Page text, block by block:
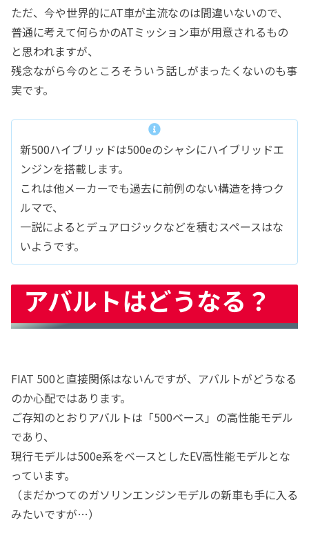
ただ、今や世界的にAT車が主流なのは間違いないので、
普通に考えて何らかのATミッション車が用意されるもの
と思われますが、
残念ながら今のところそういう話しがまったくないのも事
実です。
新500ハイブリッドは500eのシャシにハイブリッドエ
ンジンを搭載します。
これは他メーカーでも過去に前例のない構造を持つク
ルマで、
一説によるとデュアロジックなどを積むスペースはな
いようです。
アバルトはどうなる？
FIAT 500と直接関係はないんですが、アバルトがどうなる
のか心配ではあります。
ご存知のとおりアバルトは「500ベース」の高性能モデル
であり、
現行モデルは500e系をベースとしたEV高性能モデルとな
っています。
（まだかつてのガソリンエンジンモデルの新車も手に入る
みたいですが…）